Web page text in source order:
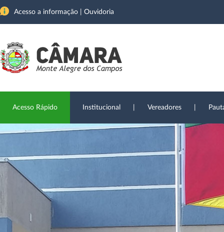
Acesso a informação Ouvidoria
Acesso Rápido Institucional Vereadores